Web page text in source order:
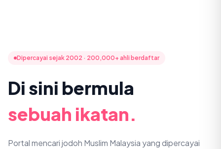
Dipercayai sejak 2002 · 200,000+ ahli berdaftar
Di sini bermula
sebuah ikatan.
Portal mencari jodoh Muslim Malaysia yang dipercayai